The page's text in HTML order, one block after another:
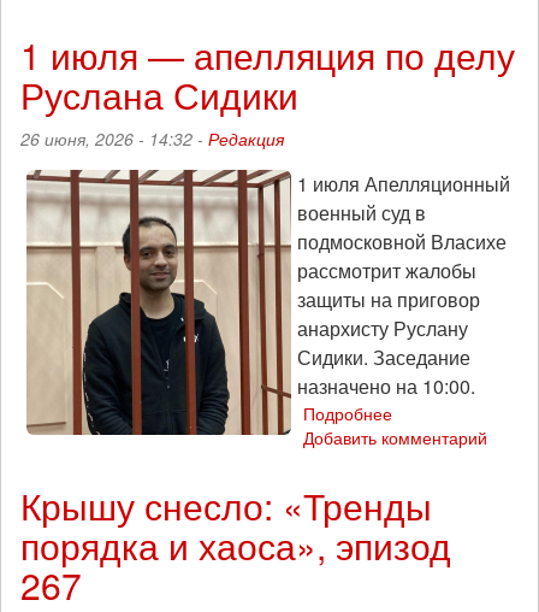
7
ивентов,
5
городов:
прошёл
тур
«Огней
свободы»
во
Франции
1 июля — апелляция по делу
Руслана Сидики
26 июня, 2026 - 14:32 - Редакция
1 июля Апелляционный
военный суд в
подмосковной Власихе
рассмотрит жалобы
защиты на приговор
анархисту Руслану
Сидики. Заседание
назначено на 10:00.
Подробнее
1
апелляция
по
делу
Добавить комментарий
Крышу снесло: «Тренды
порядка и хаоса», эпизод
267